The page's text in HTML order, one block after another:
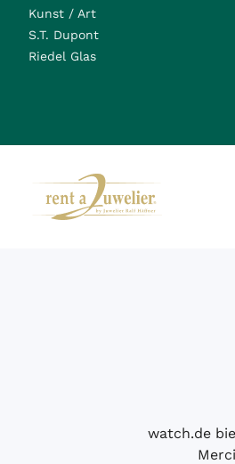
Kunst / Art
S.T. Dupont
Riedel Glas
watch.de